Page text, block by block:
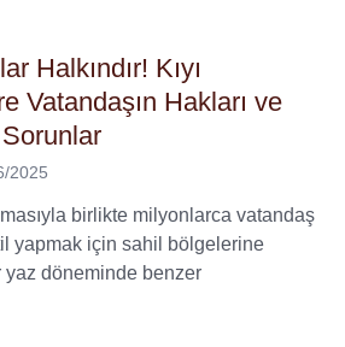
Halkındır! Kıyı
Vatandaşın Hakları ve
2025
birlikte milyonlarca vatandaş
yapmak için sahil bölgelerine
yaz döneminde benzer